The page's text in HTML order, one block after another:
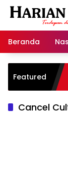
Langsung
Beranda
Featured
Warisan
Cancel